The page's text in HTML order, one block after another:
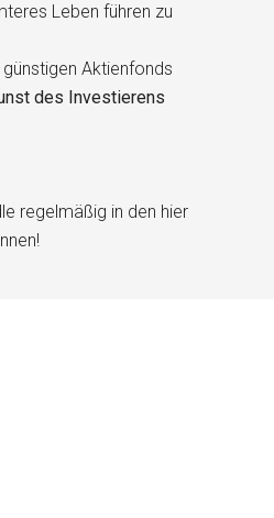
Leben führen zu
Aktienfonds
des Investierens
regelmäßig in den hier